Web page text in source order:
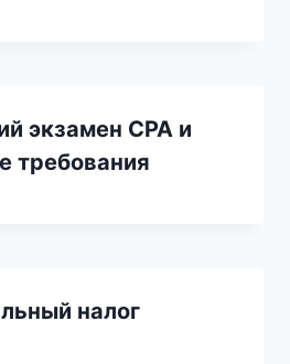
экзамен CPA и
требования
налог